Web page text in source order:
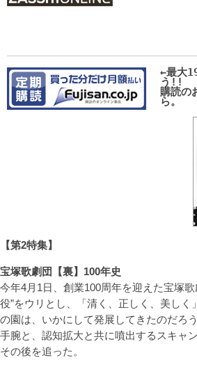
←最大
う!!
購読の
ら。
【第2特集】
宝塚歌劇団【裏】100年史
今年4月1日、創業100周年を迎えた宝塚
役”をウリとし、「清く、正しく、美しく
の園は、いかにして発展してきたのだ
手腕と、認知拡大と共に噴出するスキャ
その後を追った。